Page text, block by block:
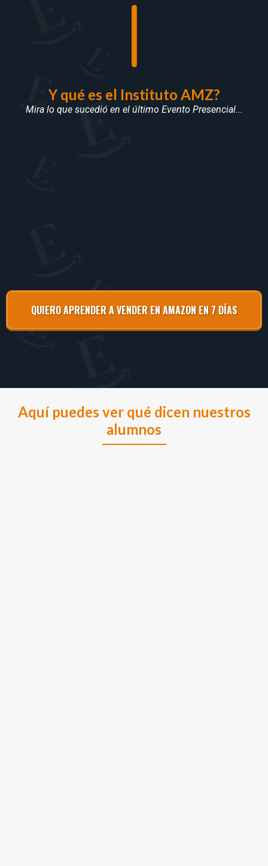
Y qué es el Instituto AMZ?
Mira lo que sucedió en el último Evento Presencial...
QUIERO APRENDER A VENDER EN AMAZON EN 7 DÍAS
Aquí puedes ver qué dicen nuestros
alumnos